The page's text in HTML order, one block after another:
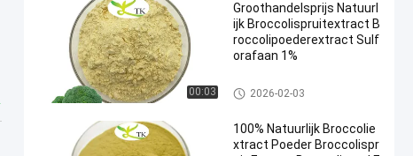
00:03
Groothandelsprijs Natuurl
ijk Broccolispruitextract B
roccolipoederextract Sulf
orafaan 1%
Plantenextract poeder
2026-02-03
100% Natuurlijk Broccolie
xtract Poeder Broccolispr